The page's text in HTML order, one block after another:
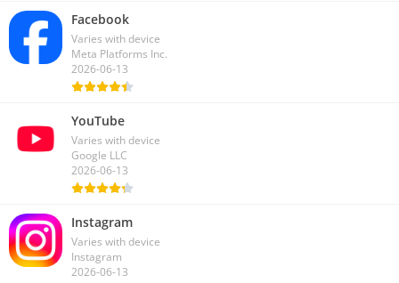
Facebook
Varies with device
Meta Platforms Inc.
2026-06-13
YouTube
Varies with device
Google LLC
2026-06-13
Instagram
Varies with device
Instagram
2026-06-13